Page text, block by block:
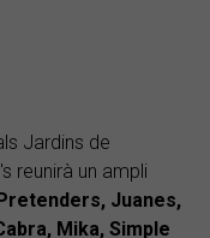
Jardins de
reunirà un ampli
Juanes,
Mika, Simple